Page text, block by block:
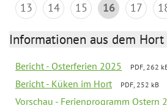
13
14 15 16 17
Informationen aus dem Hort
Bericht - Osterferien 2025 PDF, 262
Bericht - Küken im Hort PDF, 252 kB
Vorschau - Ferienprogramm Ostern